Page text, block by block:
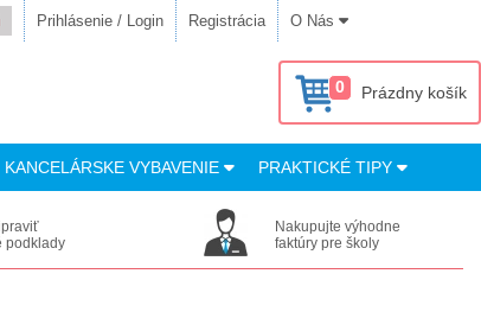
Prihlásenie / Login Registrácia O Nás
0 Prázdny košík
KANCELÁRSKE VYBAVENIE PRAKTICKÉ TIPY
podklady
Nakupujte výhodne
faktúry pre školy